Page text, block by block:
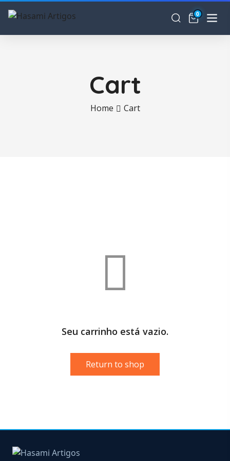
0
Cart
Home Cart
Seu carrinho está vazio.
Return to shop